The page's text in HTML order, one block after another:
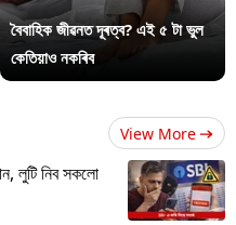
বৈবাহিক জীৱনত দূৰত্ব? এই ৫ টা ভুল
কেতিয়াও নকৰিব
View More
লুটি নিব সকলো